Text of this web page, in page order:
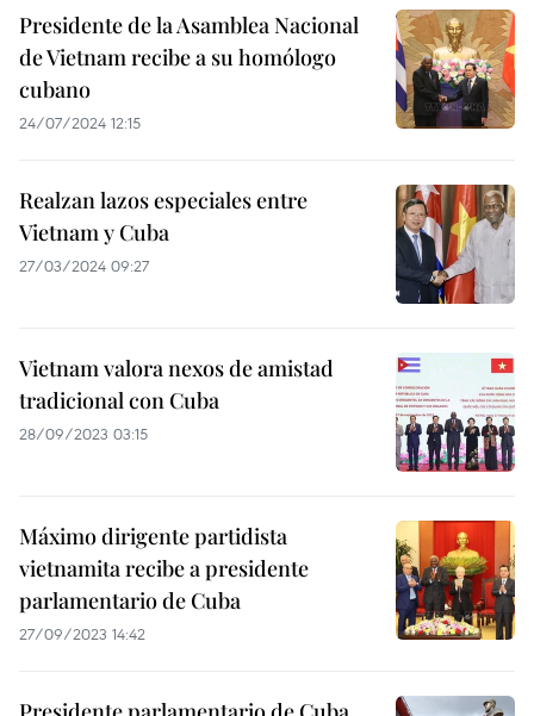
Presidente de la Asamblea Nacional
de Vietnam recibe a su homólogo
cubano
24/07/2024 12:15
Realzan lazos especiales entre
Vietnam y Cuba
27/03/2024 09:27
Vietnam valora nexos de amistad
tradicional con Cuba
28/09/2023 03:15
Máximo dirigente partidista
vietnamita recibe a presidente
parlamentario de Cuba
27/09/2023 14:42